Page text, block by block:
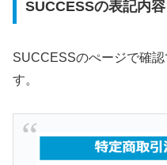
SUCCESSの表記内容
SUCCESSのぺージで確
す。